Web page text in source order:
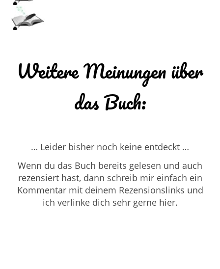
Weitere Meinungen über
das Buch:
… Leider bisher noch keine entdeckt …
Wenn du das Buch bereits gelesen und auch
rezensiert hast, dann schreib mir einfach ein
Kommentar mit deinem Rezensionslinks und
ich verlinke dich sehr gerne hier.